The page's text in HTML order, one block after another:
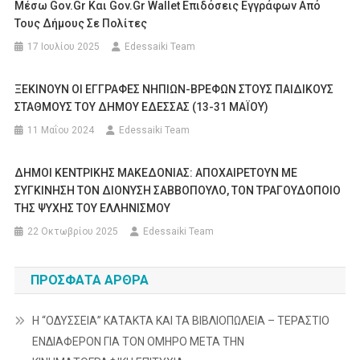
Μέσω Gov.gr Και Gov.gr Wallet Επιδόσεις Εγγράφων Από
Τους Δήμους Σε Πολίτες
17 Ιουλίου 2025 Edessaiki Team
ΞΕΚΙΝΟΥΝ ΟΙ ΕΓΓΡΑΦΕΣ ΝΗΠΙΩΝ-ΒΡΕΦΩΝ ΣΤΟΥΣ ΠΑΙΔΙΚΟΥΣ
ΣΤΑΘΜΟΥΣ ΤΟΥ ΔΗΜΟΥ ΕΔΕΣΣΑΣ (13-31 ΜΑΪΟΥ)
11 Μαΐου 2024 Edessaiki Team
ΔΗΜΟΙ ΚΕΝΤΡΙΚΗΣ ΜΑΚΕΔΟΝΙΑΣ: ΑΠΟΧΑΙΡΕΤΟΥΝ ΜΕ
ΣΥΓΚΙΝΗΣΗ ΤΟΝ ΔΙΟΝΥΣΗ ΣΑΒΒΟΠΟΥΛΟ, ΤΟΝ ΤΡΑΓΟΥΔΟΠΟΙΟ
ΤΗΣ ΨΥΧΗΣ ΤΟΥ ΕΛΛΗΝΙΣΜΟΥ
22 Οκτωβρίου 2025 Edessaiki Team
ΠΡΌΣΦΑΤΑ ΆΡΘΡΑ
Η “ΟΔΥΣΣΕΙΑ” ΚΑΤΑΚΤΑ ΚΑΙ ΤΑ ΒΙΒΛΙΟΠΩΛΕΙΑ – ΤΕΡΑΣΤΙΟ
ΕΝΔΙΑΦΕΡΟΝ ΓΙΑ ΤΟΝ ΟΜΗΡΟ ΜΕΤΑ ΤΗΝ